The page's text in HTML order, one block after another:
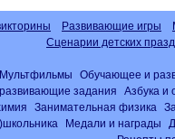
Развивающие игры
Сценарии детских
Мультфильмы Обучающее и
развивающие задания
Азбука и
Занимательная физика
Медали и награды